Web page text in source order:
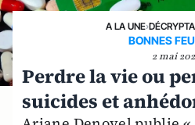
A LA UNE›
BONNES
2 mai
Perdre la vie ou
suicides et